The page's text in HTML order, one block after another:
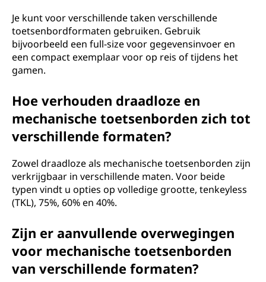
Je kunt voor verschillende taken verschillende
toetsenbordformaten gebruiken. Gebruik
bijvoorbeeld een full-size voor gegevensinvoer en
een compact exemplaar voor op reis of tijdens het
gamen.
Hoe verhouden draadloze en
mechanische toetsenborden zich tot
verschillende formaten?
Zowel draadloze als mechanische toetsenborden zijn
verkrijgbaar in verschillende maten. Voor beide
typen vindt u opties op volledige grootte, tenkeyless
(TKL), 75%, 60% en 40%.
Zijn er aanvullende overwegingen
voor mechanische toetsenborden
van verschillende formaten?